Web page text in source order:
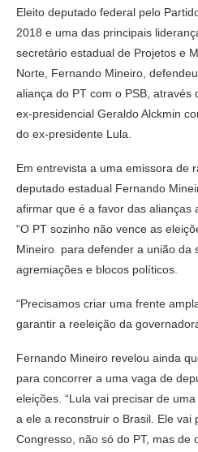
Eleito deputado federal pelo
2018 e uma das principais
secretário estadual de Projetos e
Norte, Fernando Mineiro,
aliança do PT com o PSB, através
ex-presidencial Geraldo Alckmin
do ex-presidente Lula.
Em entrevista a uma emissora de
deputado estadual Fernando
afirmar que é a favor das alianças
“O PT sozinho não vence as
Mineiro para defender a união da
agremiações e blocos políticos.
“Precisamos criar uma frente
garantir a reeleição da
Fernando Mineiro revelou ainda
para concorrer a uma vaga de
eleições. “Lula vai precisar de
a ele a reconstruir o Brasil. Ele vai
Congresso, não só do PT, mas de